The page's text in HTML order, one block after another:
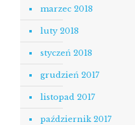
marzec 2018
luty 2018
styczeń 2018
grudzień 2017
listopad 2017
październik 2017